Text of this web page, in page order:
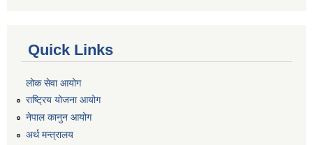
Quick Links
लोक सेवा आयोग
राष्ट्रिय योजना आयोग
नेपाल कानुन आयोग
अर्थ मन्त्रालय